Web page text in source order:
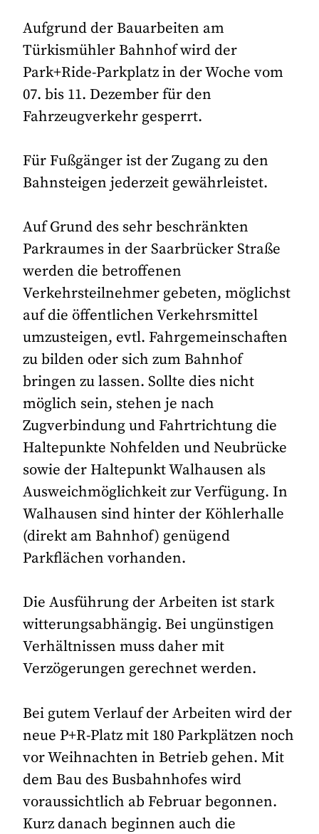
Aufgrund der Bauarbeiten am
Türkismühler Bahnhof wird der
Park+Ride-Parkplatz in der Woche vom
07. bis 11. Dezember für den
Fahrzeugverkehr gesperrt.
Für Fußgänger ist der Zugang zu den
Bahnsteigen jederzeit gewährleistet.
Auf Grund des sehr beschränkten
Parkraumes in der Saarbrücker Straße
werden die betroffenen
Verkehrsteilnehmer gebeten, möglichst
auf die öffentlichen Verkehrsmittel
umzusteigen, evtl. Fahrgemeinschaften
zu bilden oder sich zum Bahnhof
bringen zu lassen. Sollte dies nicht
möglich sein, stehen je nach
Zugverbindung und Fahrtrichtung die
Haltepunkte Nohfelden und Neubrücke
sowie der Haltepunkt Walhausen als
Ausweichmöglichkeit zur Verfügung. In
Walhausen sind hinter der Köhlerhalle
(direkt am Bahnhof) genügend
Parkflächen vorhanden.
Die Ausführung der Arbeiten ist stark
witterungsabhängig. Bei ungünstigen
Verhältnissen muss daher mit
Verzögerungen gerechnet werden.
Bei gutem Verlauf der Arbeiten wird der
neue P+R-Platz mit 180 Parkplätzen noch
vor Weihnachten in Betrieb gehen. Mit
dem Bau des Busbahnhofes wird
voraussichtlich ab Februar begonnen.
Kurz danach beginnen auch die